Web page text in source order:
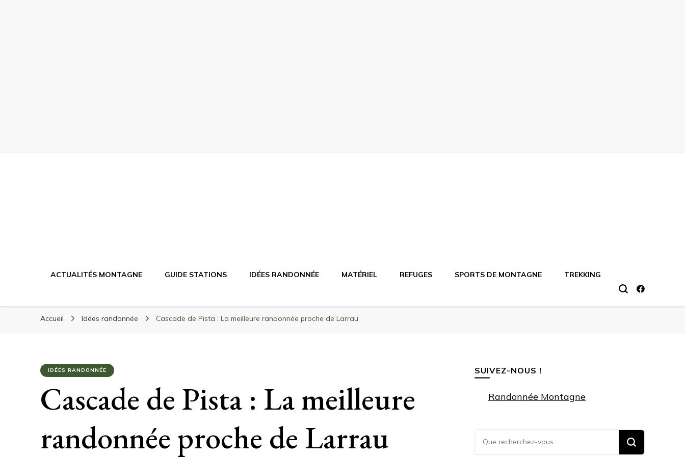
Randonnée Montagne
ACTUALITÉS MONTAGNE GUIDE STATIONS IDÉES RANDONNÉE MATÉRIEL REFUGES SPORTS DE MONTAGNE TREKKING
Accueil Idées randonnée Cascade de Pista : La meilleure randonnée proche de Larrau
IDÉES RANDONNÉE
Cascade de Pista : La meilleure
randonnée proche de Larrau
SUIVEZ-NOUS !
Randonnée Montagne
Vous
recherchiez